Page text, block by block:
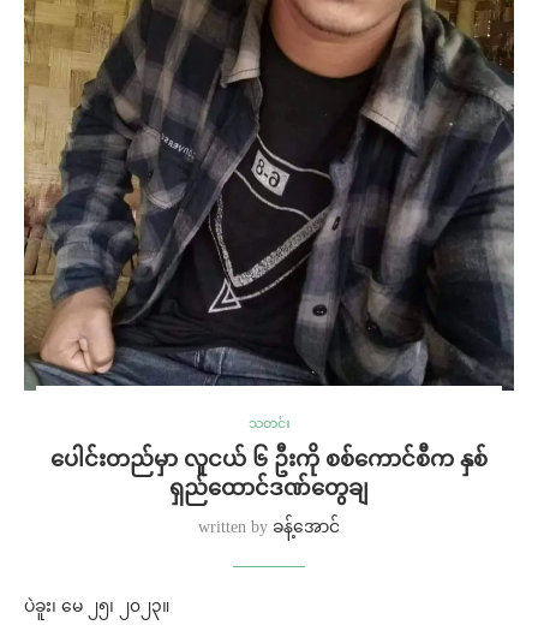
သတင်း
ပေါင်းတည်မှာ လူငယ် ၆ ဦးကို စစ်ကောင်စီက နှစ်
ရှည်ထောင်ဒဏ်တွေချ
written by ခန့်အောင်
ပဲခူး၊ မေ ၂၅၊ ၂၀၂၃။